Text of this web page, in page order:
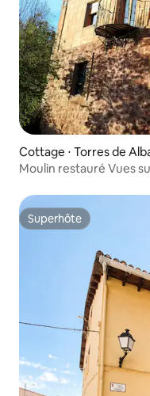
Cottage ⋅ Torres de
Moulin restauré Vues
Superhôte
Superhôte